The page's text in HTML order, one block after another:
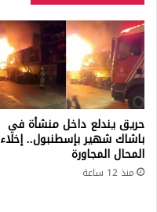
حريق يندلع داخل منشأة في
باشاك شهير بإسطنبول.. إخلاء
المحال المجاورة
منذ 12 ساعة